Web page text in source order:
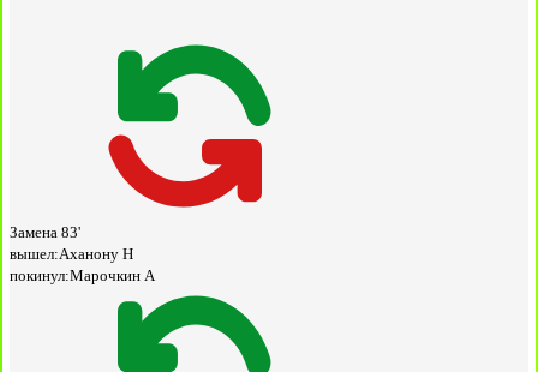
Замена 83'
вышел:Аханону Н
покинул:Марочкин А